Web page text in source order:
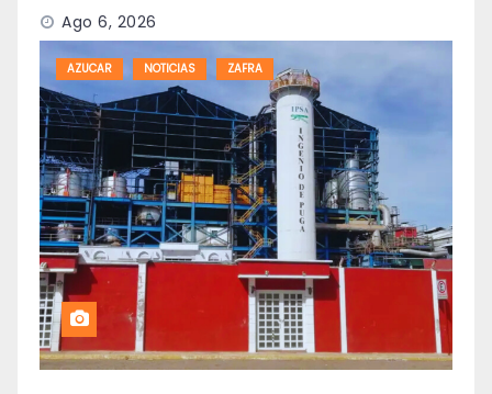
Ago 6, 2026
AZUCAR NOTICIAS ZAFRA